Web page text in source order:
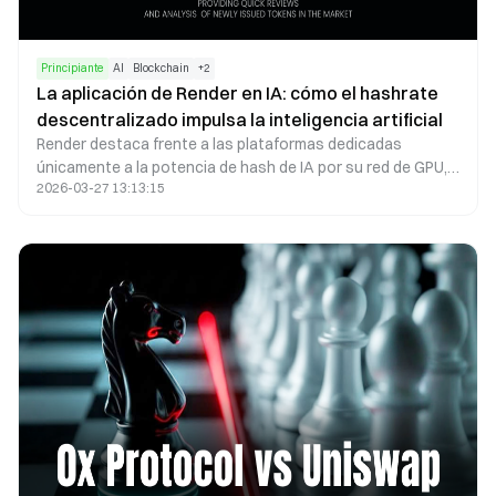
Principiante AI Blockchain +2
La aplicación de Render en IA: cómo el hashrate
descentralizado impulsa la inteligencia artificial
Render destaca frente a las plataformas dedicadas
únicamente a la potencia de hash de IA por su red de GPU,
su mecanismo de validación de tareas y su modelo de
conserve flexibilidad en determinados contextos de IA, en
particular para aplicaciones de IA que implican
procesamiento gráfico.
2026-03-27 13:13:15